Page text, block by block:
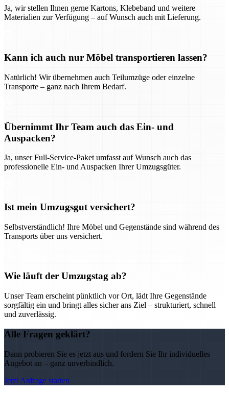
Ja, wir stellen Ihnen gerne Kartons, Klebeband und weitere
Materialien zur Verfügung – auf Wunsch auch mit Lieferung.
Kann ich auch nur Möbel transportieren lassen?
Natürlich! Wir übernehmen auch Teilumzüge oder einzelne
Transporte – ganz nach Ihrem Bedarf.
Übernimmt Ihr Team auch das Ein- und
Auspacken?
Ja, unser Full-Service-Paket umfasst auf Wunsch auch das
professionelle Ein- und Auspacken Ihrer Umzugsgüter.
Ist mein Umzugsgut versichert?
Selbstverständlich! Ihre Möbel und Gegenstände sind während des
Transports über uns versichert.
Wie läuft der Umzugstag ab?
Unser Team erscheint pünktlich vor Ort, lädt Ihre Gegenstände
sorgfältig ein und bringt alles sicher ans Ziel – strukturiert, schnell
und zuverlässig.
Alle Fragen geklärt?
Dann probieren Sie es jetzt aus und fordern Sie Ihr individuelles
Angebot an – ganz unverbindlich.
Jetzt Anfrage starten